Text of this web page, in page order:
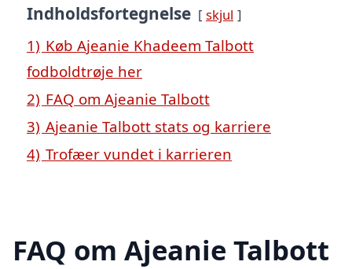
Indholdsfortegnelse skjul
1) Køb Ajeanie Khadeem Talbott
fodboldtrøje her
2) FAQ om Ajeanie Talbott
3) Ajeanie Talbott stats og karriere
4) Trofæer vundet i karrieren
FAQ om Ajeanie Talbott